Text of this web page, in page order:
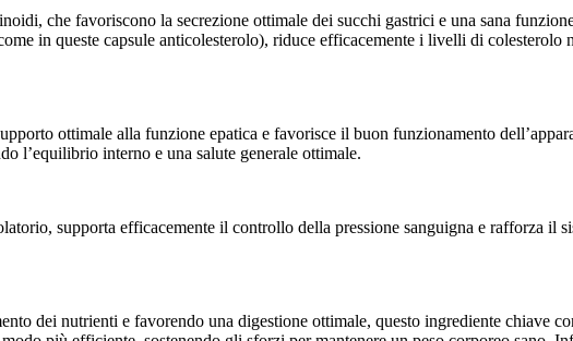
che favoriscono la secrezione ottimale dei succhi gastrici e una sana
in queste capsule anticolesterolo), riduce efficacemente i livelli di
ottimale alla funzione epatica e favorisce il buon funzionamento
l’equilibrio interno e una salute generale ottimale.
supporta efficacemente il controllo della pressione sanguigna e rafforza il
dei nutrienti e favorendo una digestione ottimale, questo ingrediente chiave